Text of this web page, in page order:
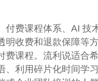
付费课程体系、AI 技
明收费和退款保障等
费课程。流利说适合
、利用碎片化时间学习